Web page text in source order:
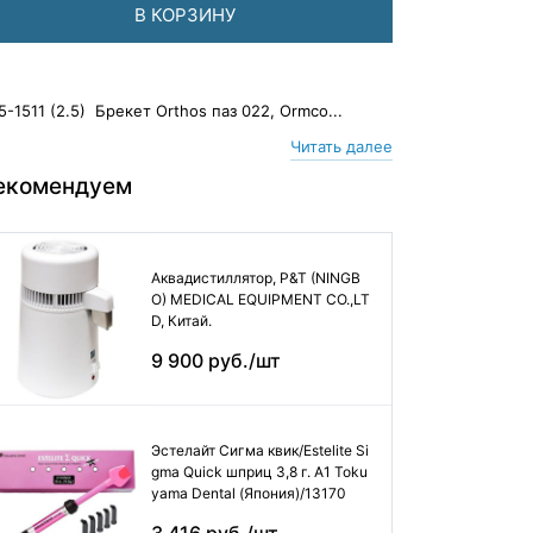
В КОРЗИНУ
1511 (2.5) Брекет Orthos паз 022, Ormco...
Читать далее
Аквадистиллятор, P&T (NINGB
O) MEDICAL EQUIPMENT CO.,LT
D, Китай.
9 900 руб./шт
Эстелайт Сигма квик/Estelite Si
gma Quick шприц 3,8 г. А1 Toku
yama Dental (Япония)/13170